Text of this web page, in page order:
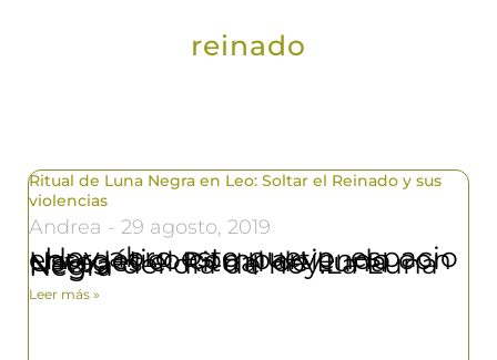
reinado
Ritual de Luna Negra en Leo: Soltar el Reinado y sus
violencias
Andrea 29 agosto, 2019
Hoy abro este nuevo espacio energético compartiendo con Ustedes el Ritual de Luna Negra del día de hoy.La Luna Negra
Leer más »